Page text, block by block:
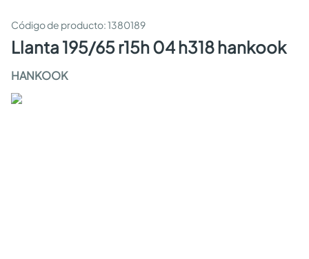
:1380189
llanta 195/65 r15h 04 h318 hankook
HANKOOK
sanitarios
comedor
pisos
comedores